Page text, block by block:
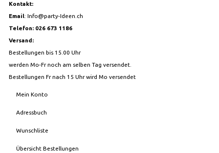
Kontakt:
Email: Info@party-Ideen.ch
Telefon: 026 673 1186
Versand:
Bestellungen bis 15.00 Uhr
werden Mo-Fr noch am selben Tag versendet.
Bestellungen Fr nach 15 Uhr wird Mo versendet
Mein Konto
Adressbuch
Wunschliste
Übersicht Bestellungen